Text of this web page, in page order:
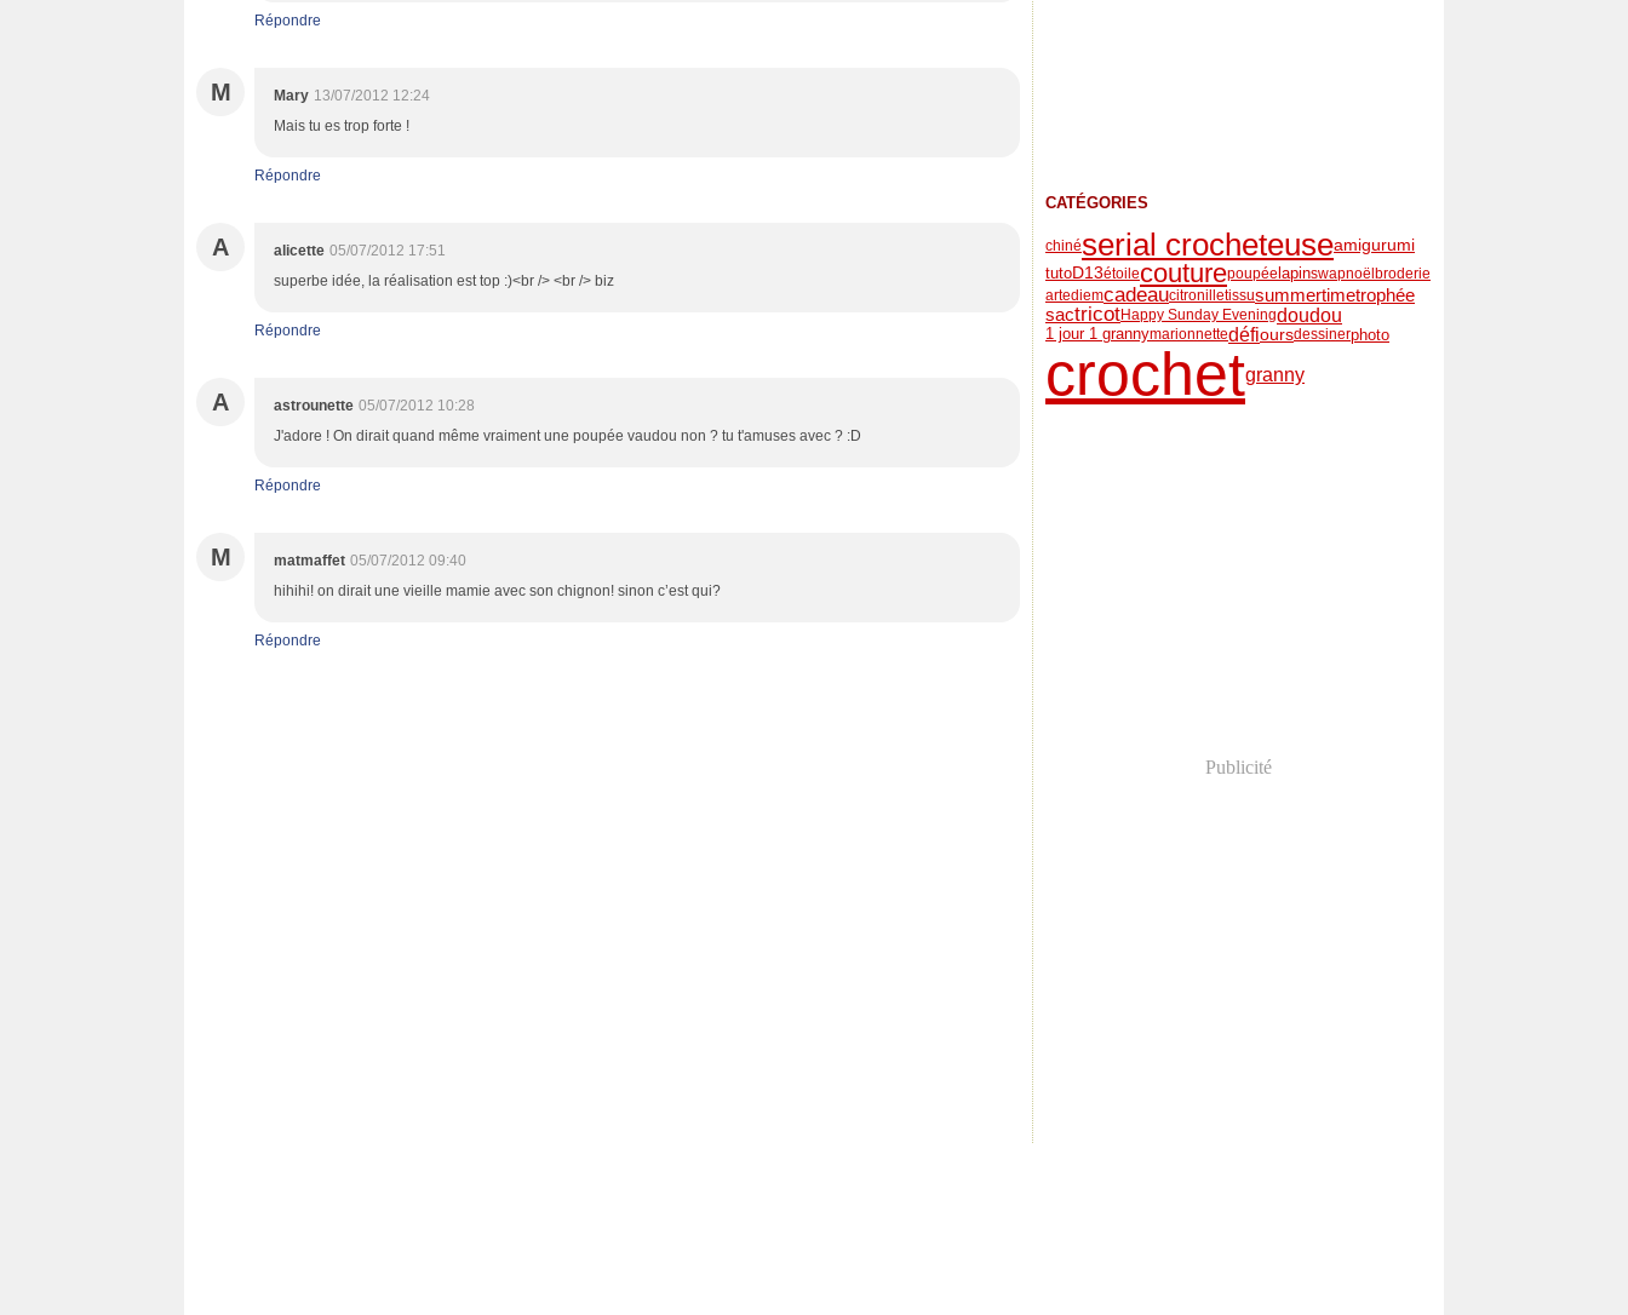
Répondre
M Mary 13/07/2012 12:24
Mais tu es trop forte !
Répondre
A alicette 05/07/2012 17:51
superbe idée, la réalisation est top :)<br /> <br /> biz
Répondre
A astrounette 05/07/2012 10:28
J'adore ! On dirait quand même vraiment une poupée vaudou non ? tu t'amuses avec ? :D
Répondre
M matmaffet 05/07/2012 09:40
hihihi! on dirait une vieille mamie avec son chignon! sinon c’est qui?
Répondre
CATÉGORIES
chinéserial crocheteuseamigurumi
tutoD13étoilecouturepoupéelapinswapnoëlbroderie
artediemcadeaucitronilletissusummertimetrophée
sactricotHappy Sunday Eveningdoudou
1 jour 1 grannymarionnettedéfioursdessinerphoto
crochetgranny
Publicité